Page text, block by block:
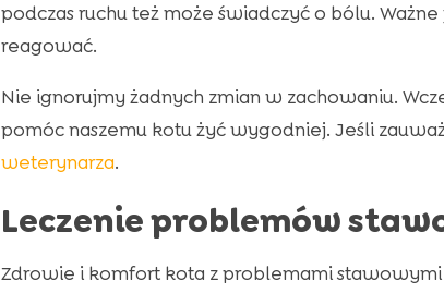
podczas ruchu też może świadczyć o bólu.
reagować.
Nie ignorujmy żadnych zmian w zachowaniu.
pomóc naszemu kotu żyć wygodniej. Jeśli
weterynarza.
Leczenie problemów
Zdrowie i komfort kota z problemami